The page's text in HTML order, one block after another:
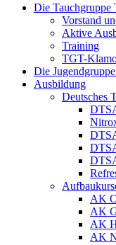
Die Tauchgruppe
Vorstand
Aktive
Training
TGT-
Die
Ausbildung
Deutsches
AK
AK
AK
AK